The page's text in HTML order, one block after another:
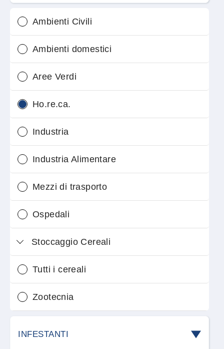
Ambienti Civili
Ambienti domestici
Aree Verdi
Ho.re.ca.
Industria
Industria Alimentare
Mezzi di trasporto
Ospedali
Stoccaggio Cereali
Tutti i cereali
Zootecnia
INFESTANTI